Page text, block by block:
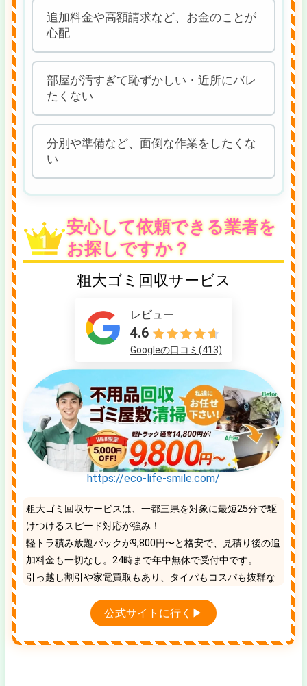
追加料金や高額請求など、お金のことが
心配
部屋が汚すぎて恥ずかしい・近所にバレ
たくない
分別や準備など、面倒な作業をしたくな
い
安心して依頼できる業者を
お探しですか？
粗大ゴミ回収サービス
レビュー
4.6
Googleの口コミ(413)
https://eco-life-smile.com/
粗大ゴミ回収サービスは、一都三県を対象に最短25分で駆
けつけるスピード対応が強み！
軽トラ積み放題パックが9,800円〜と格安で、見積り後の追
加料金も一切なし。24時まで年中無休で受付中です。
引っ越し割引や家電買取もあり、タイパもコスパも抜群な
公式サイトに行く▶